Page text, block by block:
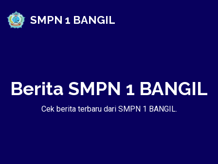
SMPN 1 BANGIL
Berita SMPN 1 BANGIL
Cek berita terbaru dari SMPN 1 BANGIL.